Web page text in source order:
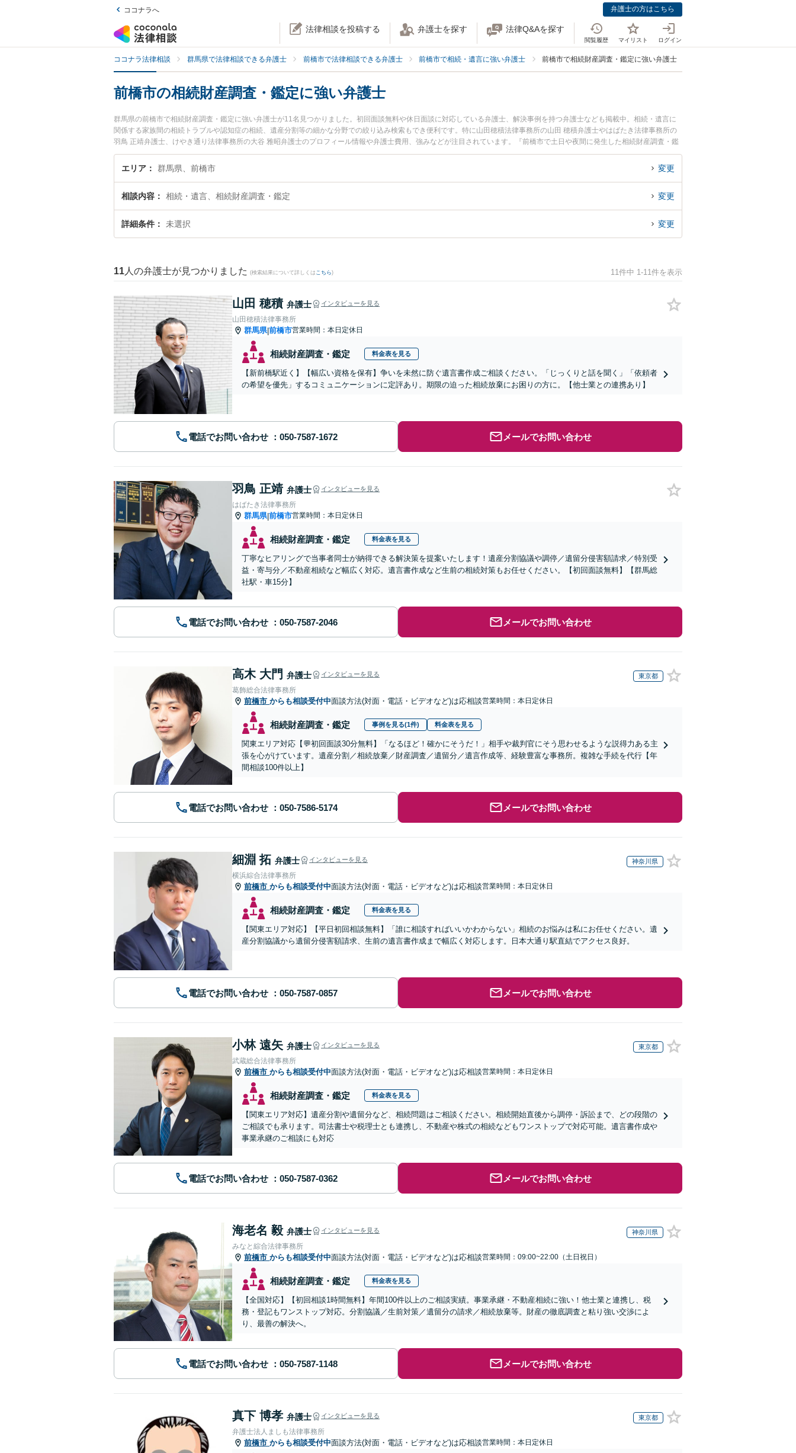
ココナラへ 弁護士の方はこちら
法律相談を投稿する 弁護士を探す 法律Q&Aを探す
閲覧履歴 マイリスト ログイン
ココナラ法律相談 群馬県で法律相談できる弁護士 前橋市で法律相談できる弁護士 前橋市で相続・遺言に強い弁護士 前橋市で相続財産調査・鑑定に強い弁護士
前橋市の相続財産調査・鑑定に強い弁護士
群馬県の前橋市で相続財産調査・鑑定に強い弁護士が11名見つかりました。初回面談無料や休日面談に対応している弁護士、解決事例を持つ弁護士なども掲載中。相続・遺言に
関係する家族間の相続トラブルや認知症の相続、遺産分割等の細かな分野での絞り込み検索もでき便利です。特に山田穂積法律事務所の山田 穂積弁護士やはばたき法律事務所の
羽鳥 正靖弁護士、けやき通り法律事務所の大谷 雅昭弁護士のプロフィール情報や弁護士費用、強みなどが注目されています。『前橋市で土日や夜間に発生した相続財産調査・鑑
定のトラブルを今すぐに弁護士に相談したい』『相続財産調査・鑑定のトラブル解決の実績豊富な近くの弁護士を検索したい』『初回相談無料で相続財産調査・鑑定を法律相談で
きる前橋市内の弁護士に相談予約したい』などでお困りの相談者さんにおすすめです。
エリア 群馬県、前橋市 変更
相談内容 相続・遺言、相続財産調査・鑑定 変更
詳細条件 未選択 変更
11 人の弁護士が見つかりました (検索結果について詳しくは こちら) 11件中 1-11件を表示
山田 穂積 弁護士 インタビューを見る
山田穂積法律事務所
群馬県|前橋市営業時間：本日定休日
相続財産調査・鑑定 料金表を見る
【新前橋駅近く】【幅広い資格を保有】争いを未然に防ぐ遺言書作成ご相談ください。「じっくりと話を聞く」「依頼者
の希望を優先」するコミュニケーションに定評あり。期限の迫った相続放棄にお困りの方に。【他士業との連携あり】
電話でお問い合わせ メールでお問い合わせ
羽鳥 正靖 弁護士 インタビューを見る
はばたき法律事務所
群馬県|前橋市営業時間：本日定休日
相続財産調査・鑑定 料金表を見る
丁寧なヒアリングで当事者同士が納得できる解決策を提案いたします！遺産分割協議や調停／遺留分侵害額請求／特別受
益・寄与分／不動産相続など幅広く対応。遺言書作成など生前の相続対策もお任せください。【初回面談無料】【群馬総
社駅・車15分】
電話でお問い合わせ メールでお問い合わせ
高木 大門 弁護士 インタビューを見る 東京都
葛飾総合法律事務所
前橋市 からも相談受付中面談方法(対面・電話・ビデオなど)は応相談営業時間：本日定休日
相続財産調査・鑑定 事例を見る(1件) 料金表を見る
関東エリア対応【💬初回面談30分無料】「なるほど！確かにそうだ！」相手や裁判官にそう思わせるような説得力ある主
張を心がけています。遺産分割／相続放棄／財産調査／遺留分／遺言作成等、経験豊富な事務所。複雑な手続を代行【年
間相談100件以上】
電話でお問い合わせ メールでお問い合わせ
細淵 拓 弁護士 インタビューを見る 神奈川県
横浜綜合法律事務所
前橋市 からも相談受付中面談方法(対面・電話・ビデオなど)は応相談営業時間：本日定休日
相続財産調査・鑑定 料金表を見る
【関東エリア対応】【平日初回相談無料】「誰に相談すればいいかわからない」相続のお悩みは私にお任せください。遺
産分割協議から遺留分侵害額請求、生前の遺言書作成まで幅広く対応します。日本大通り駅直結でアクセス良好。
電話でお問い合わせ メールでお問い合わせ
小林 遠矢 弁護士 インタビューを見る 東京都
武蔵総合法律事務所
前橋市 からも相談受付中面談方法(対面・電話・ビデオなど)は応相談営業時間：本日定休日
相続財産調査・鑑定 料金表を見る
【関東エリア対応】遺産分割や遺留分など、相続問題はご相談ください。相続開始直後から調停・訴訟まで、どの段階の
ご相談でも承ります。司法書士や税理士とも連携し、不動産や株式の相続などもワンストップで対応可能。遺言書作成や
事業承継のご相談にも対応
電話でお問い合わせ メールでお問い合わせ
海老名 毅 弁護士 インタビューを見る 神奈川県
みなと綜合法律事務所
前橋市 からも相談受付中面談方法(対面・電話・ビデオなど)は応相談営業時間：09:00~22:00（土日祝日）
相続財産調査・鑑定 料金表を見る
【全国対応】【初回相談1時間無料】年間100件以上のご相談実績。事業承継・不動産相続に強い！他士業と連携し、税
務・登記もワンストップ対応。分割協議／生前対策／遺留分の請求／相続放棄等。財産の徹底調査と粘り強い交渉によ
り、最善の解決へ。
電話でお問い合わせ メールでお問い合わせ
真下 博孝 弁護士 インタビューを見る 東京都
弁護士法人ましも法律事務所
前橋市 からも相談受付中面談方法(対面・電話・ビデオなど)は応相談営業時間：本日定休日